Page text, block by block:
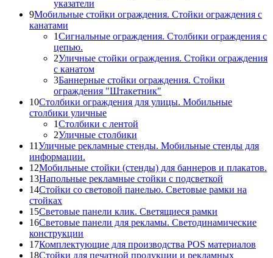
указатели
9Мобильные стойки ограждения. Стойки ограждения с
канатами
1Сигнальные ограждения. Столбики ограждения с
цепью.
2Уличные стойки ограждения. Стойки ограждения
с канатом
3Баннерные стойки ограждения. Стойки
ограждения "Штакетник"
10Столбики ограждения для улицы. Мобильные
столбики уличные
1Столбики с лентой
2Уличные столбики
11Уличные рекламные стенды. Мобильные стенды для
информации.
12Мобильные стойки (стенды) для баннеров и плакатов.
13Напольные рекламные стойки с подсветкой
14Стойки со световой панелью. Световые рамки на
стойках
15Световые панели клик. Светящиеся рамки
16Световые панели для рекламы. Светодинамические
конструкции
17Комплектующие для производства POS материалов
18Стойки для печатной продукции и рекламных